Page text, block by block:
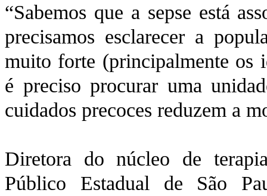
“Sabemos que a sepse está
precisamos esclarecer a
muito forte (principalmente os
é preciso procurar uma
cuidados precoces reduzem a
Diretora do núcleo de
Público Estadual de São